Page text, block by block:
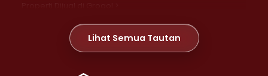
Properti Dijual di Meruya >
Properti Dijual di Jelambar >
Lihat Semua Tautan